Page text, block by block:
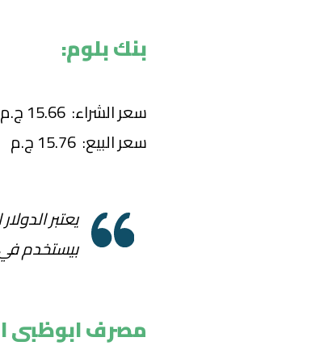
بنك بلوم:
سعر الشراء: 15.66 ج.م
سعر البيع: 15.76 ج.م
يعتبر
بيستخدم في 9 بلاد حول
مصرف ابوظبى